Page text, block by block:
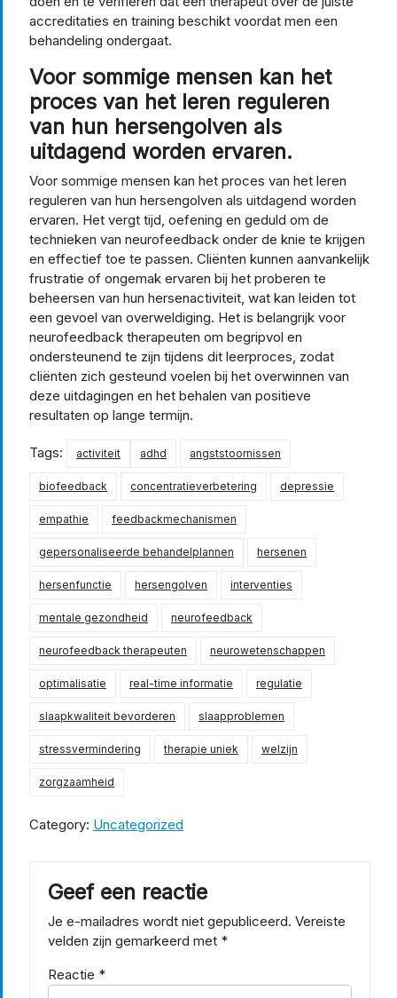
accreditaties en training beschikt voordat men een
behandeling ondergaat.
Voor sommige mensen kan het
proces van het leren reguleren
van hun hersengolven als
uitdagend worden ervaren.
Voor sommige mensen kan het proces van het leren
reguleren van hun hersengolven als uitdagend worden
ervaren. Het vergt tijd, oefening en geduld om de
technieken van neurofeedback onder de knie te krijgen
en effectief toe te passen. Cliënten kunnen aanvankelijk
frustratie of ongemak ervaren bij het proberen te
beheersen van hun hersenactiviteit, wat kan leiden tot
een gevoel van overweldiging. Het is belangrijk voor
neurofeedback therapeuten om begripvol en
ondersteunend te zijn tijdens dit leerproces, zodat
cliënten zich gesteund voelen bij het overwinnen van
deze uitdagingen en het behalen van positieve
resultaten op lange termijn.
Tags: activiteit adhd angststoornissen
biofeedback concentratieverbetering depressie
empathie feedbackmechanismen
gepersonaliseerde behandelplannen hersenen
hersenfunctie hersengolven interventies
mentale gezondheid neurofeedback
neurofeedback therapeuten neurowetenschappen
optimalisatie real-time informatie regulatie
slaapkwaliteit bevorderen slaapproblemen
stressvermindering therapie uniek welzijn
zorgzaamheid
Category: Uncategorized
Geef een reactie
Je e-mailadres wordt niet gepubliceerd. Vereiste
velden zijn gemarkeerd met *
Reactie *